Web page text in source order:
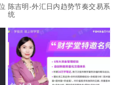
陈吉明-外汇日内趋势节奏交易系
统